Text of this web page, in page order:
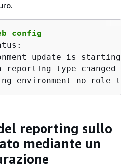
config
update is starting.
reporting type changed to
environment no-
reporting sullo
mediante un